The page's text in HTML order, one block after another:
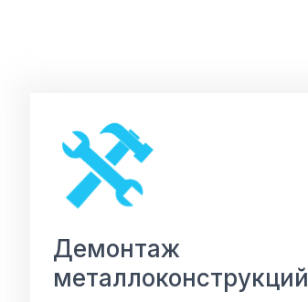
Демонтаж
металлоконструкций